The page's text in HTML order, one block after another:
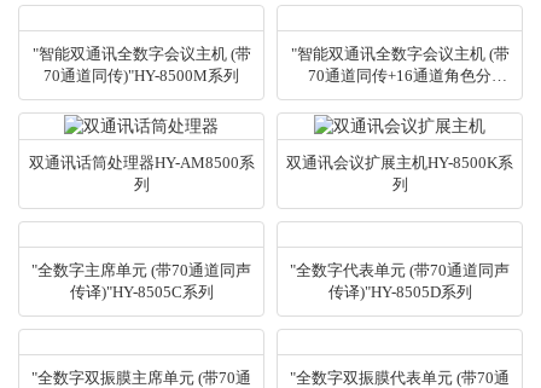
"智能双通讯全数字会议主机 (带
70通道同传)"HY-8500M系列
"智能双通讯全数字会议主机 (带
70通道同传+16通道角色分
离)"HY-8500M2系列
双通讯话筒处理器HY-AM8500系
列
双通讯会议扩展主机HY-8500K系
列
"全数字主席单元 (带70通道同声
传译)"HY-8505C系列
"全数字代表单元 (带70通道同声
传译)"HY-8505D系列
"全数字双振膜主席单元 (带70通
"全数字双振膜代表单元 (带70通